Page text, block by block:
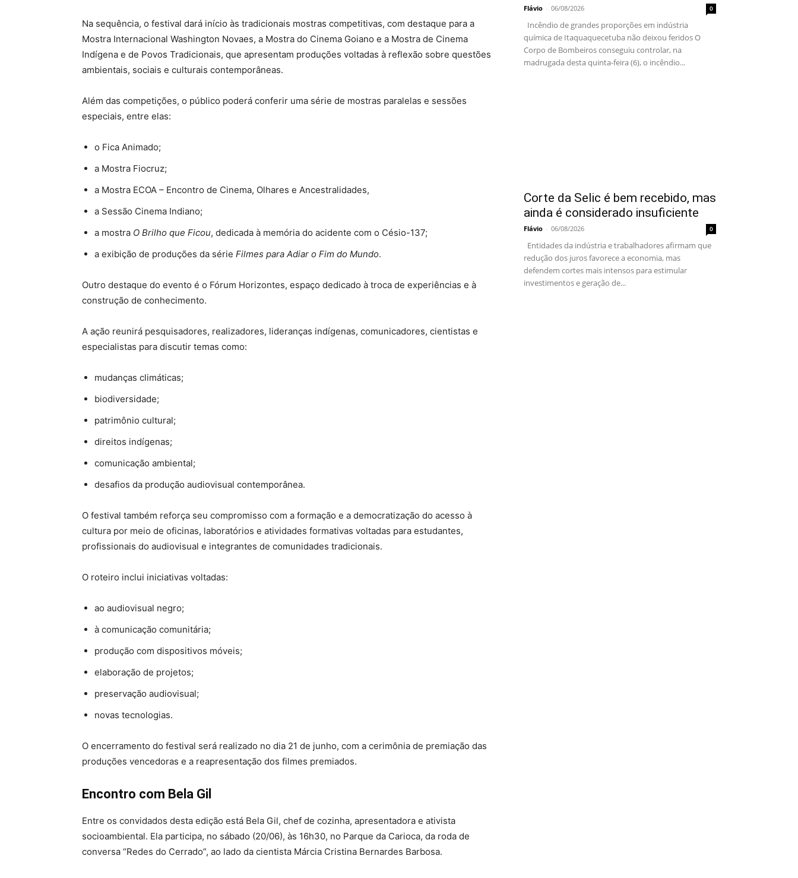
Na sequência, o festival dará início às tradicionais mostras competitivas, com destaque para a
Mostra Internacional Washington Novaes, a Mostra do Cinema Goiano e a Mostra de Cinema
Indígena e de Povos Tradicionais, que apresentam produções voltadas à reflexão sobre questões
ambientais, sociais e culturais contemporâneas.
Além das competições, o público poderá conferir uma série de mostras paralelas e sessões
especiais, entre elas:
o Fica Animado;
a Mostra Fiocruz;
a Mostra ECOA – Encontro de Cinema, Olhares e Ancestralidades,
a Sessão Cinema Indiano;
a mostra O Brilho que Ficou, dedicada à memória do acidente com o Césio-137;
a exibição de produções da série Filmes para Adiar o Fim do Mundo.
Outro destaque do evento é o Fórum Horizontes, espaço dedicado à troca de experiências e à
construção de conhecimento.
A ação reunirá pesquisadores, realizadores, lideranças indígenas, comunicadores, cientistas e
especialistas para discutir temas como:
mudanças climáticas;
biodiversidade;
patrimônio cultural;
direitos indígenas;
comunicação ambiental;
desafios da produção audiovisual contemporânea.
O festival também reforça seu compromisso com a formação e a democratização do acesso à
cultura por meio de oficinas, laboratórios e atividades formativas voltadas para estudantes,
profissionais do audiovisual e integrantes de comunidades tradicionais.
O roteiro inclui iniciativas voltadas:
ao audiovisual negro;
à comunicação comunitária;
produção com dispositivos móveis;
elaboração de projetos;
preservação audiovisual;
novas tecnologias.
O encerramento do festival será realizado no dia 21 de junho, com a cerimônia de premiação das
produções vencedoras e a reapresentação dos filmes premiados.
Encontro com Bela Gil
Entre os convidados desta edição está Bela Gil, chef de cozinha, apresentadora e ativista
socioambiental. Ela participa, no sábado (20/06), às 16h30, no Parque da Carioca, da roda de
conversa “Redes do Cerrado”, ao lado da cientista Márcia Cristina Bernardes Barbosa.
Flávio - 06/08/2026 0
Incêndio de grandes proporções em indústria
química de Itaquaquecetuba não deixou feridos O
Corpo de Bombeiros conseguiu controlar, na
madrugada desta quinta-feira (6), o incêndio...
Corte da Selic é bem recebido, mas
ainda é considerado insuficiente
Flávio - 06/08/2026 0
Entidades da indústria e trabalhadores afirmam que
redução dos juros favorece a economia, mas
defendem cortes mais intensos para estimular
investimentos e geração de...